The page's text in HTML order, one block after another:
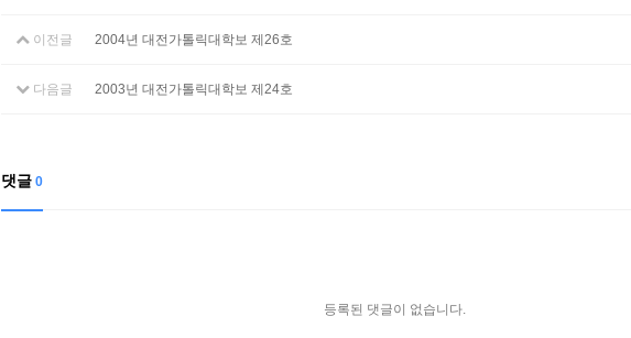
이전글 2004년 대전가톨릭대학보 제26호
다음글 2003년 대전가톨릭대학보 제24호
댓글 0
등록된 댓글이 없습니다.